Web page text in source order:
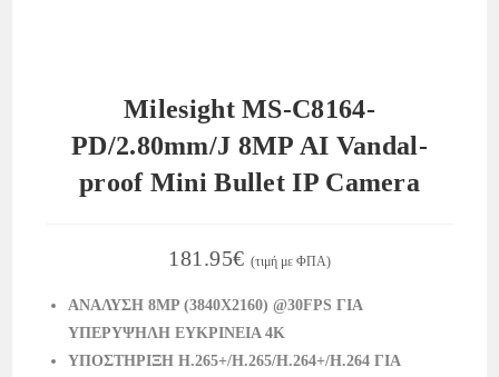
Milesight MS-C8164-
PD/2.80mm/J 8MP AI Vandal-
proof Mini Bullet IP Camera
181.95€ (τιμή με ΦΠΑ)
ΑΝΑΛΥΣΗ 8MP (3840X2160) @30FPS ΓΙΑ
ΥΠΕΡΥΨΗΛΗ ΕΥΚΡΙΝΕΙΑ 4K
ΥΠΟΣΤΗΡΙΞΗ H.265+/H.265/H.264+/H.264 ΓΙΑ